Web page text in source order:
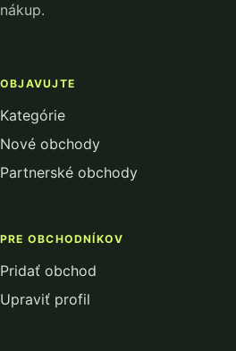
nákup.
OBJAVUJTE
Kategórie
Nové obchody
Partnerské obchody
PRE OBCHODNÍKOV
Pridať obchod
Upraviť profil